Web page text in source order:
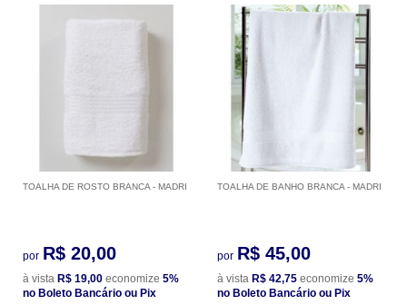
TOALHA DE ROSTO BRANCA - MADRI
por R$ 20,00
à vista R$ 19,00 economize 5%
no Boleto Bancário ou Pix
TOALHA DE BANHO BRANCA - MADRI
por R$ 45,00
à vista R$ 42,75 economize 5%
no Boleto Bancário ou Pix